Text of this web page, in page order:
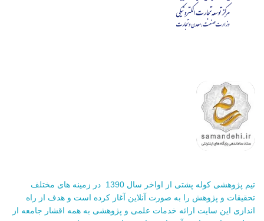
تیم پژوهشی کوله پشتی از اواخر سال 1390 در زمینه های مختلف
تحقیقات و پژوهش را به صورت آنلاین آغاز کرده است و هدف از راه
اندازی این سایت ارائه خدمات علمی و پژوهشی به همه اقشار جامعه از